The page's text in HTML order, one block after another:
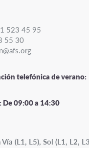
523 45 95
55 30
telefónica de verano:
De 09:00 a 14:30
(L1, L5), Sol (L1, L2,